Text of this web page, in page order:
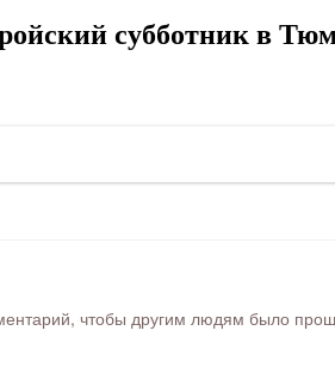
субботник в
чтобы другим людям было